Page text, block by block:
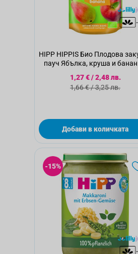
HIPP HIPPIS Био Плодова
пауч Ябълка, круша и
Специална цена
1,27 €/2,48 лв.
Стандартна цена
1,66 €/3,25 лв.
Добави в количката
-15%